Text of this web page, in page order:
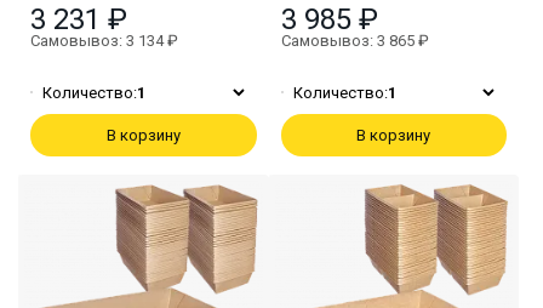
3 231 ₽
Самовывоз: 3 134 ₽
Количество:1
В корзину
3 985 ₽
Самовывоз: 3 865 ₽
Количество:1
В корзину